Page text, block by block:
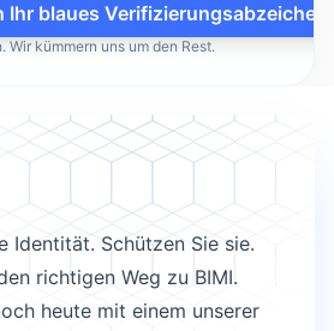
Ihr blaues Verifizierungsabzeichen
Wir kümmern uns um den Rest.
Identität. Schützen Sie sie.
richtigen Weg zu BIMI.
heute mit einem unserer